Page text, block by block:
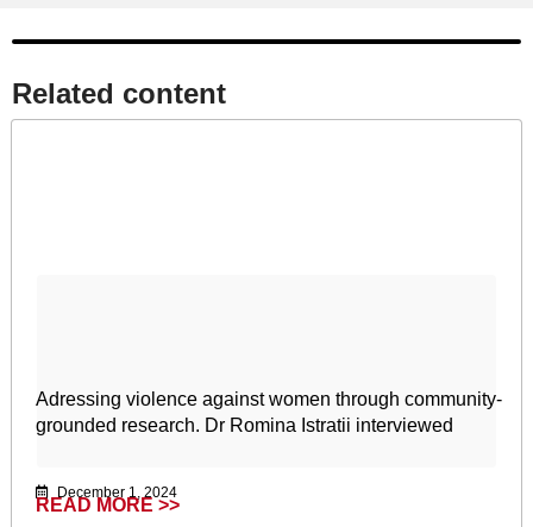
Related content​
Adressing violence against women through community-
grounded research. Dr Romina Istratii interviewed
December 1, 2024
READ MORE >>